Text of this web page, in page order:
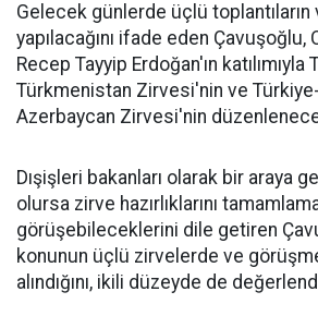
Gelecek günlerde üçlü
yapılacağını ifade eden Çavuşoğlu,
Recep Tayyip Erdoğan'ın katılımıyla
Türkmenistan Zirvesi'nin ve
Azerbaycan Zirvesi'nin
Dışişleri bakanları olarak bir araya
olursa zirve hazırlıklarını
görüşebileceklerini dile getiren
konunun üçlü zirvelerde ve
alındığını, ikili düzeyde de